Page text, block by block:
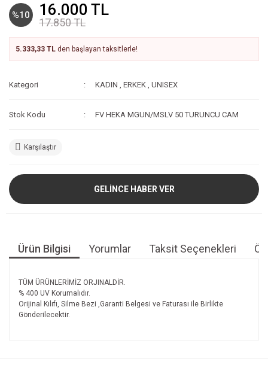
%10 16.000 TL
17.850 TL
5.333,33 TL den başlayan taksitlerle!
Kategori KADIN ,ERKEK ,UNISEX
Stok Kodu FV HEKA MGUN/MSLV 50 TURUNCU CAM
Karşılaştır
GELİNCE HABER VER
Ürün Bilgisi Yorumlar Taksit Seçenekleri
TÜM ÜRÜNLERİMİZ ORJINALDİR.
% 400 UV Korumalıdır.
Orijinal Kılıfı, Silme Bezi ,Garanti Belgesi ve Faturası ile Birlikte
Gönderilecektir.